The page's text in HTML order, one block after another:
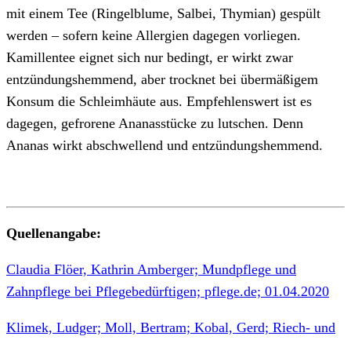
mit einem Tee (Ringelblume, Salbei, Thymian) gespült
werden – sofern keine Allergien dagegen vorliegen.
Kamillentee eignet sich nur bedingt, er wirkt zwar
entzündungshemmend, aber trocknet bei übermäßigem
Konsum die Schleimhäute aus. Empfehlenswert ist es
dagegen, gefrorene Ananasstücke zu lutschen. Denn
Ananas wirkt abschwellend und entzündungshemmend.
Quellenangabe:
Claudia Flöer, Kathrin Amberger; Mundpflege und
Zahnpflege bei Pflegebedürftigen; pflege.de; 01.04.2020
Klimek, Ludger; Moll, Bertram; Kobal, Gerd; Riech- und